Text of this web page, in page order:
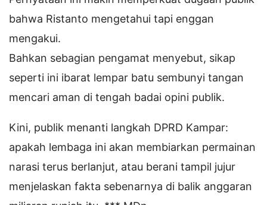
bahwa Ristanto mengetahui tapi enggan
mengakui.
Bahkan sebagian pengamat menyebut, sikap
seperti ini ibarat lempar batu sembunyi tangan
mencari aman di tengah badai opini publik.
Kini, publik menanti langkah DPRD Kampar:
apakah lembaga ini akan membiarkan permainan
narasi terus berlanjut, atau berani tampil jujur
menjelaskan fakta sebenarnya di balik anggaran